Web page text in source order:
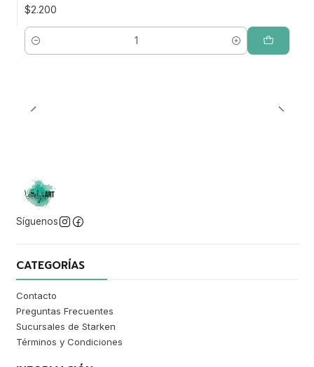
$2.200
Cantidad
Síguenos
CATEGORÍAS
Contacto
Preguntas Frecuentes
Sucursales de Starken
Términos y Condiciones